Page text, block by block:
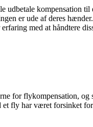
kompensation til
er ude af deres
med at håndtere
for flykompensation, og
fly har været forsinket